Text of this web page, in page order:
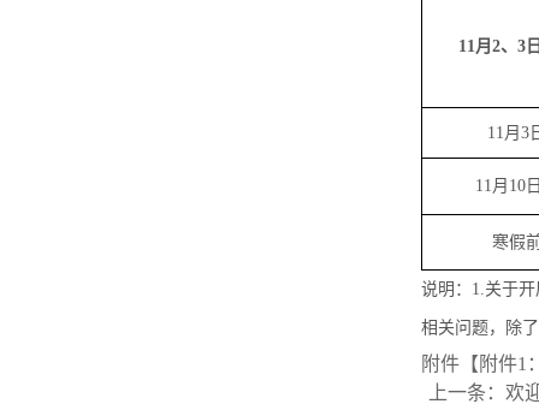
11月 2、3
11月 3
11月 10
寒假
说明： 1.关于开
相关问题，除
附件【 附件1
上一条： 欢